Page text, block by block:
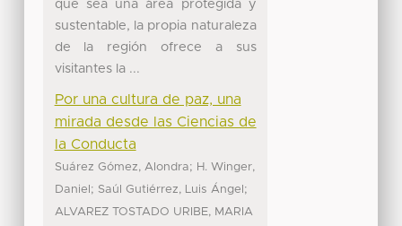
que sea una área protegida y
sustentable, la propia naturaleza
de la región ofrece a sus
visitantes la ...
Por una cultura de paz, una
mirada desde las Ciencias de
la Conducta
Suárez Gómez, Alondra; H. Winger,
Daniel ; Saúl Gutiérrez, Luis Ángel ;
ALVAREZ TOSTADO URIBE, MARIA